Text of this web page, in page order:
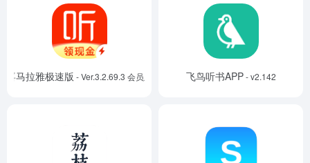
喜马拉雅极速版 - Ver.3.2.69.3 会员版 飞鸟听书APP- v2.142